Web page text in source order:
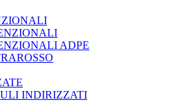
ADPE
INDIRIZZATI